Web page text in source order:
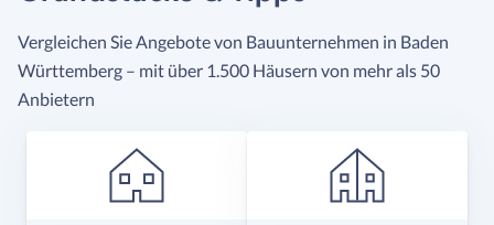
Vergleichen Sie Angebote von Bauunternehmen in Baden
Württemberg – mit über 1.500 Häusern von mehr als 50
Anbietern